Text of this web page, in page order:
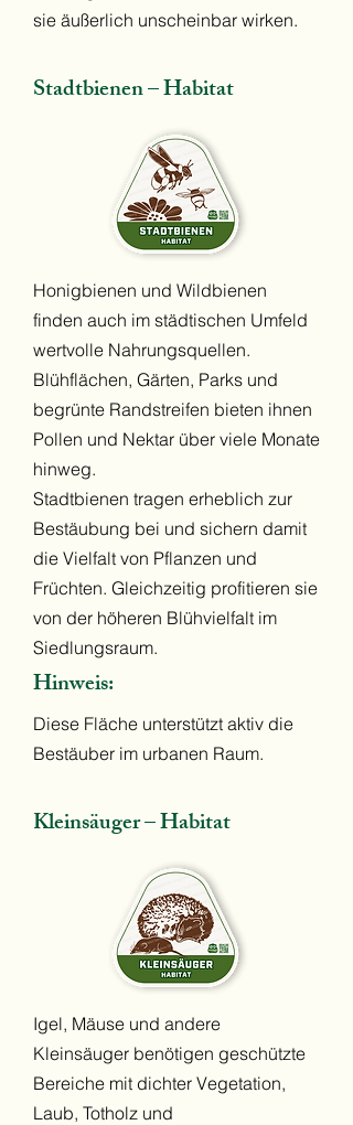
sie äußerlich unscheinbar wirken.
Stadtbienen – Habitat
Honigbienen und Wildbienen
finden auch im städtischen Umfeld
wertvolle Nahrungsquellen.
Blühflächen, Gärten, Parks und
begrünte Randstreifen bieten ihnen
Pollen und Nektar über viele Monate
hinweg.
Stadtbienen tragen erheblich zur
Bestäubung bei und sichern damit
die Vielfalt von Pflanzen und
Früchten. Gleichzeitig profitieren sie
von der höheren Blühvielfalt im
Siedlungsraum.
Hinweis:
Diese Fläche unterstützt aktiv die
Bestäuber im urbanen Raum.
Kleinsäuger – Habitat
Igel, Mäuse und andere
Kleinsäuger benötigen geschützte
Bereiche mit dichter Vegetation,
Laub, Totholz und